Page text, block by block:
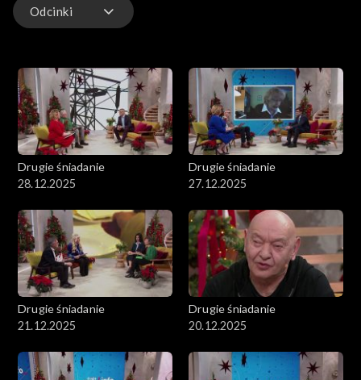
Odcinki
Drugie śniadanie
28.12.2025
Drugie śniadanie
27.12.2025
Drugie śniadanie
21.12.2025
Drugie śniadanie
20.12.2025